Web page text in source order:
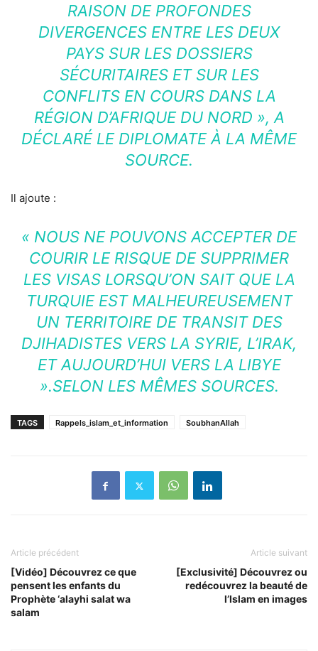
RAISON DE PROFONDES
DIVERGENCES ENTRE LES DEUX
PAYS SUR LES DOSSIERS
SÉCURITAIRES ET SUR LES
CONFLITS EN COURS DANS LA
RÉGION D’AFRIQUE DU NORD », A
DÉCLARÉ LE DIPLOMATE À LA MÊME
SOURCE.
Il ajoute :
« NOUS NE POUVONS ACCEPTER DE
COURIR LE RISQUE DE SUPPRIMER
LES VISAS LORSQU’ON SAIT QUE LA
TURQUIE EST MALHEUREUSEMENT
UN TERRITOIRE DE TRANSIT DES
DJIHADISTES VERS LA SYRIE, L’IRAK,
ET AUJOURD’HUI VERS LA LIBYE
».SELON LES MÊMES SOURCES.
TAGS Rappels_islam_et_information SoubhanAllah
Article précédent
[Vidéo] Découvrez ce que
pensent les enfants du
Prophète ‘alayhi salat wa
salam
Article suivant
[Exclusivité] Découvrez ou
redécouvrez la beauté de
l’Islam en images